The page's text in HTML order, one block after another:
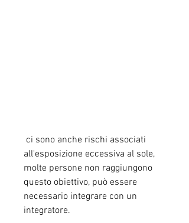
all'esposizione eccessiva al sole,
molte persone non raggiungono
questo obiettivo, può essere
necessario integrare con un
integratore.